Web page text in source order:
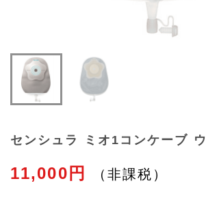
センシュラ ミオ1コンケーブ
11,000円